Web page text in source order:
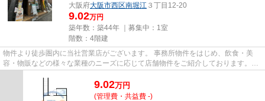
大阪府大阪市西区南堀江 ３丁目12-20
9.02万円
築年数：築44年 ｜募集中： 1室
階数：4階建
物件より徒歩圏内に当社営業店がございます。 事務所物件をはじめ、飲食・美
容・物販などの様々な業種のニーズに応じて店舗物件をご紹介しております。
尚、弊社ではおとり広告は一切...
9.02万円
(管理費・共益費 -)